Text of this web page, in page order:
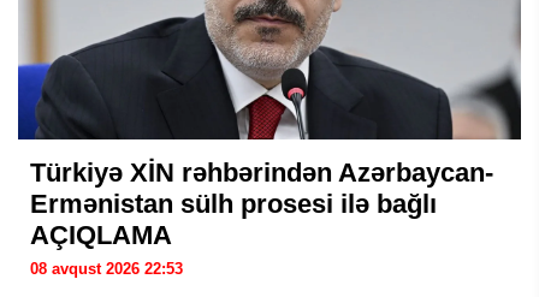
Türkiyə XİN rəhbərindən Azərbaycan-
Ermənistan sülh prosesi ilə bağlı
AÇIQLAMA
08 avqust 2026 22:53